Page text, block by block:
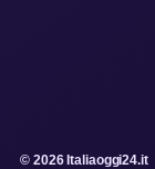
© 2026 Italiaoggi24.it